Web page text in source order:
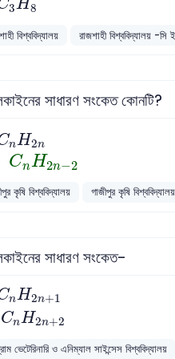
3H8
বিশ্ববিদ্যালয় রাজশাহী বিশ্ববিদ্যালয় -
সাধারণ সংকেত কোনটি?
nH2n
nH
CnH2n−2
CnH2
কৃষি বিশ্ববিদ্যালয় গাজীপুর কৃষি
সাধারণ সংকেত-
nH2n+1
nH
CnH2n+2
CnH2n
ভেটেরিনারি ও এনিম্যাল সাইন্সেস বিশ্ববিদ্যালয়